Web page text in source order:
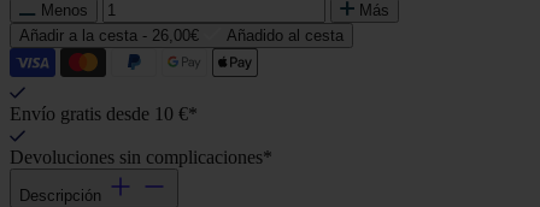
Menos
Más
Añadir a la cesta - 26,00€ Añadido al cesta
Envío gratis desde 10 €*
Devoluciones sin complicaciones*
Descripción